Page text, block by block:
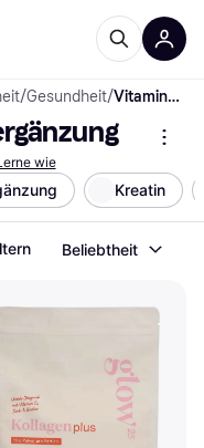
/Gesundheit/ Vitamine & Nahrungsergänzung
wie
Kreatin
Beliebtheit